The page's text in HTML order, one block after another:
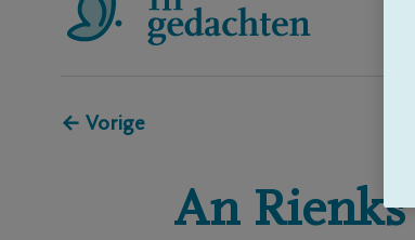
← Vorige
An Rienks